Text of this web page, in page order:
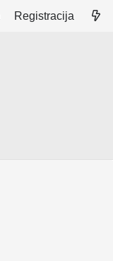
Registracija